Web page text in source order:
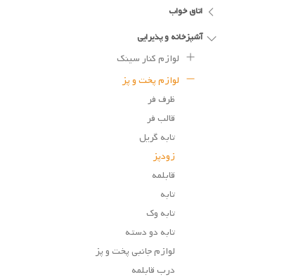
اتاق خواب
آشپزخانه و پذیرایی
لوازم کنار سینک
لوازم پخت و پز
ظرف فر
قالب فر
تابه گریل
زودپز
قابلمه
تابه
تابه وک
تابه دو دسته
لوازم جانبی پخت و پز
درب قابلمه